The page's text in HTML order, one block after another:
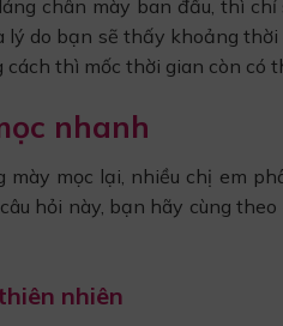
chân mày ban đầu, thì
do bạn sẽ thấy khoảng
thì mốc thời gian còn có
nhanh
mọc lại, nhiều chị em
hỏi này, bạn hãy cùng
nhiên